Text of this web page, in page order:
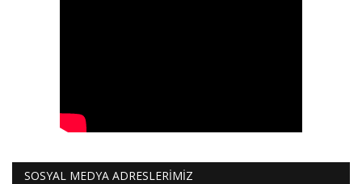
SOSYAL MEDYA ADRESLERİMİZ